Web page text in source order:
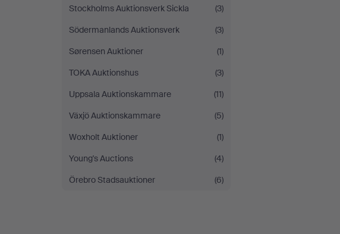
Stockholms Auktionsverk Sickla
(3)
Södermanlands Auktionsverk
(3)
Sørensen Auktioner
(1)
TOKA Auktionshus
(3)
Uppsala Auktionskammare
(11)
Växjö Auktionskammare
(5)
Woxholt Auktioner
(1)
Young's Auctions
(4)
Örebro Stadsauktioner
(6)